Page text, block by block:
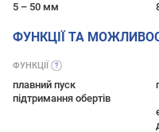
5 – 50 мм
ФУНКЦІЇ ТА
ФУНКЦІЇ
плавний пуск
підтримання обертів